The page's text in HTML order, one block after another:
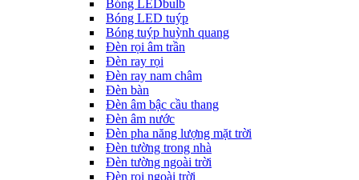
Bóng LEDbulb
Bóng LED tuýp
Bóng tuýp huỳnh quang
Đèn rọi âm trần
Đèn ray rọi
Đèn ray nam châm
Đèn bàn
Đèn âm bậc cầu thang
Đèn âm nước
Đèn pha năng lượng mặt trời
Đèn tường trong nhà
Đèn tường ngoài trời
Đèn rọi ngoài trời